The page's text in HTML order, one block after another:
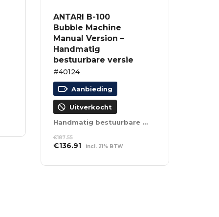
ANTARI B-100
Bubble Machine
Manual Version –
Handmatig
bestuurbare versie
#40124
Aanbieding
Uitverkocht
Handmatig bestuurbare versie
€187.55
Oorspronkelijke
was:
€136.91Huidige
is:
incl. 21% BTW